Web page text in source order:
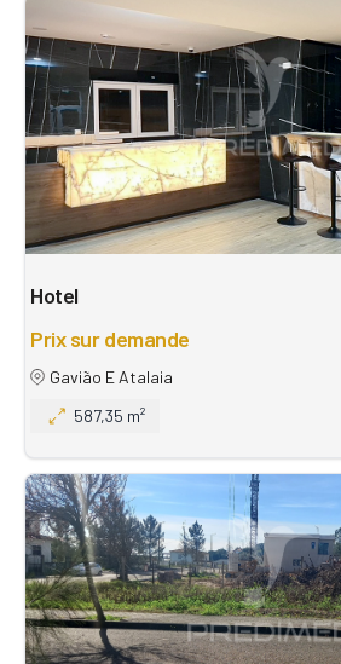
Hotel
Prix sur demande
Gavião E Atalaia
587,35 m²